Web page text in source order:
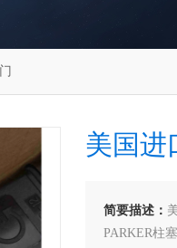
美国进
简要描述：
PARKER柱